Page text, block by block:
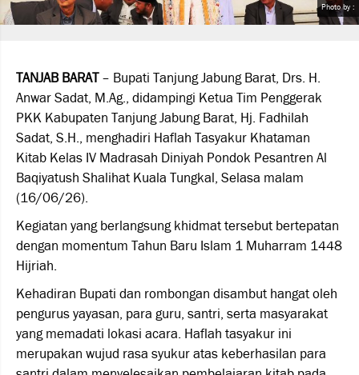
Photo by :
TANJAB BARAT– Bupati Tanjung Jabung Barat, Drs. H.
Anwar Sadat, M.Ag., didampingi Ketua Tim Penggerak
PKK Kabupaten Tanjung Jabung Barat, Hj. Fadhilah
Sadat, S.H., menghadiri Haflah Tasyakur Khataman
Kitab Kelas IV Madrasah Diniyah Pondok Pesantren Al
Baqiyatush Shalihat Kuala Tungkal, Selasa malam
(16/06/26).
Kegiatan yang berlangsung khidmat tersebut bertepatan
dengan momentum Tahun Baru Islam 1 Muharram 1448
Hijriah.
Kehadiran Bupati dan rombongan disambut hangat oleh
pengurus yayasan, para guru, santri, serta masyarakat
yang memadati lokasi acara. Haflah tasyakur ini
merupakan wujud rasa syukur atas keberhasilan para